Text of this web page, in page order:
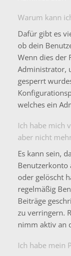
Warum kann
Dafür gibt es
ob dein
Wenn dies der
Administrator,
gesperrt
welches ein
Ich habe mich
aber nicht
Es kann sein,
Benutzerkonto
oder gelöscht
regelmäßig
Beiträge
zu verringern.
nimm aktiv an
Ich habe mein